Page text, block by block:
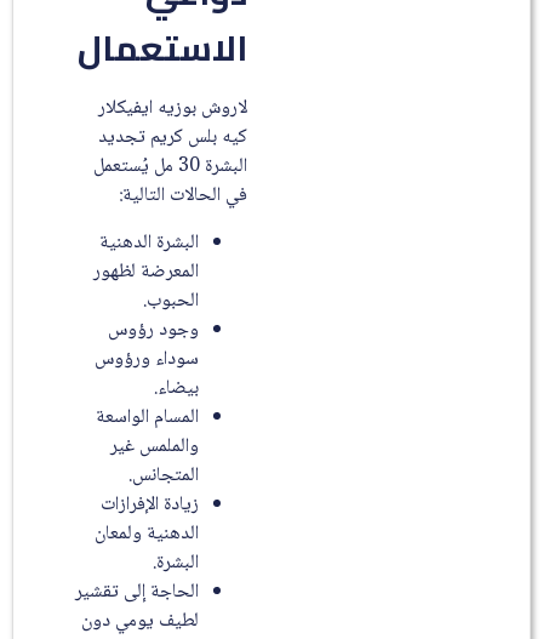
الاستعمال
لاروش بوزيه ايفيكلار
كيه بلس كريم تجديد
البشرة 30 مل يُستعمل
في الحالات التالية:
البشرة الدهنية
المعرضة لظهور
الحبوب.
وجود رؤوس
سوداء ورؤوس
بيضاء.
المسام الواسعة
والملمس غير
المتجانس.
زيادة الإفرازات
الدهنية ولمعان
البشرة.
الحاجة إلى تقشير
لطيف يومي دون